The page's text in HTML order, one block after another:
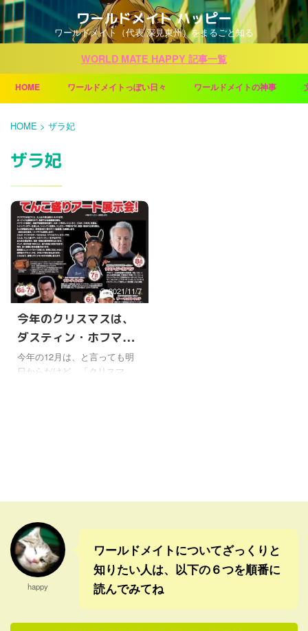
ワールドメイト ハッピー
ワールドメイト（代表 深見東州）をまるごと知る
WORLD MATE HAPPY 記事一覧
HOME ワールドメイトっぽい日々 ワールドメイトの神事
HOME > ザラ妃
ザラ妃
2021/11/7
今年のクリスマスは、
ダスティン・ホフマン
やスティーブン・セガ
ールらが来日するてん
今年の12月は、と言っても明
日からだけど、「クリスマ
知ってる超名優だけど、特に
に、ダスティン・ホフマンの
映画はかなり見ていた。良い
映画が多いから、いつの間に
か見てるよね。 2013年に、初
の映画監督作品「カルテッ
happy
ワールドメイトについてざっくりと
知りたい人は、以下の６つを順番に
読んでみてね